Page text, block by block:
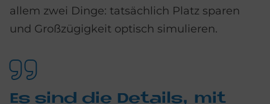
allem zwei Dinge: tatsächlich Platz sparen
und Großzügigkeit optisch simulieren.
Es sind die De­tails, mit